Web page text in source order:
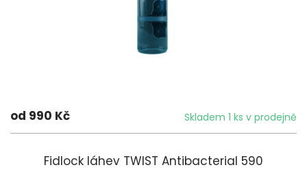
od 990 Kč Skladem 1 ks v prodejně
Fidlock láhev TWIST Antibacterial 590